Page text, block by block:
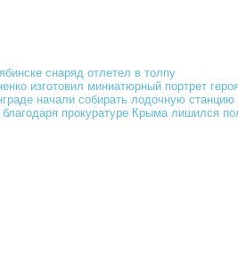
снаряд отлетел в толпу
изготовил миниатюрный портрет
начали собирать лодочную станцию
благодаря прокуратуре Крыма лишился